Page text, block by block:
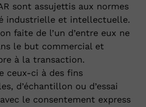
sont assujettis aux normes
industrielle et intellectuelle.
faite de l’un d’entre eux ne
le but commercial et
à la transaction.
ceux-ci à des fins
d’échantillon ou d’essai
le consentement express